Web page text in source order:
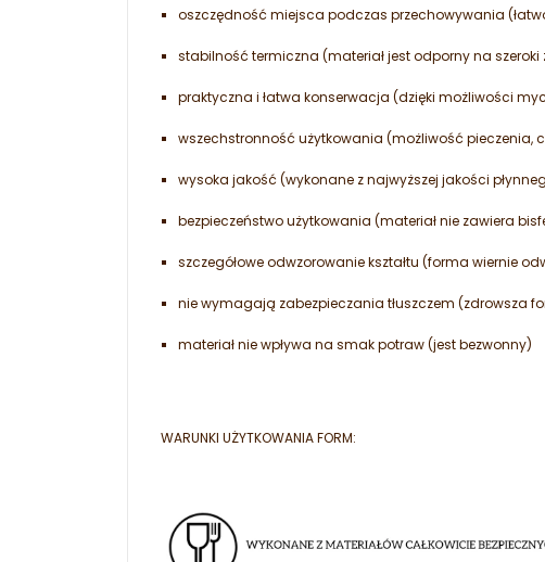
oszczędność miejsca podczas przechowywania
stabilność termiczna (materiał jest odporny na szeroki
praktyczna i łatwa konserwacja (dzięki możliwości
wszechstronność użytkowania (możliwość pieczenia,
wysoka jakość (wykonane z najwyższej jakości
bezpieczeństwo użytkowania (materiał nie zawiera
szczegółowe odwzorowanie kształtu (forma wiernie
nie wymagają zabezpieczania tłuszczem (zdrowsza
materiał nie wpływa na smak potraw (jest bezwonny)
WARUNKI UŻYTKOWANIA FORM: